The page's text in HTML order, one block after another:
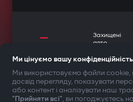
Автозапуск при
запалювання
Автовимкнення при
—
Захищені
авто
ТВОЯ БЕЗПЕКА
Ми цінуємо вашу конфіденційність
Ми використовуємо файли
досвід перегляду, показувати
або контент і аналізувати наш
"Прийняти всі", ви погоджуєтесь